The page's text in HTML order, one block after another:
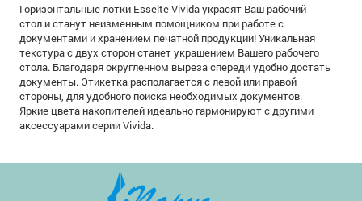
Горизонтальные лотки Esselte Vivida украсят Ваш рабочий
стол и станут неизменным помощником при работе с
документами и хранением печатной продукции! Уникальная
текстура с двух сторон станет украшением Вашего рабочего
стола. Благодаря округленном выреза спереди удобно достать
документы. Этикетка располагается с левой или правой
стороны, для удобного поиска необходимых документов.
Яркие цвета накопителей идеально гармонируют с другими
аксессуарами серии Vivida.